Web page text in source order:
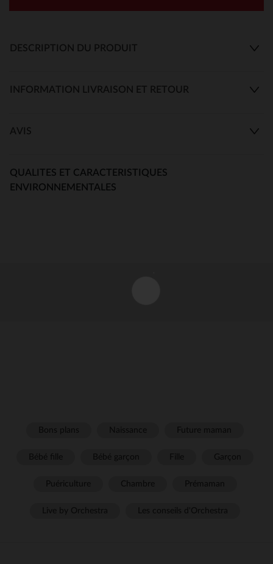
DESCRIPTION DU PRODUIT
INFORMATION LIVRAISON ET RETOUR
AVIS
QUALITES ET CARACTERISTIQUES
ENVIRONNEMENTALES